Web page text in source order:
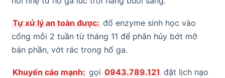
Tự xử lý an toàn được: đổ enzyme sinh học vào
cống mỗi 2 tuần từ tháng 11 để phân hủy bớt mỡ
bán phần, vớt rác trong hố ga.
Khuyến cáo mạnh: gọi 0943.789.121 đặt lịch nạo